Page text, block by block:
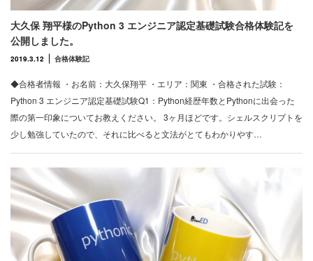
大久保 翔平様のPython 3 エンジニア認定基礎試験合格体験記を
公開しました。
2019.3.12 合格体験記
◆合格者情報 ・お名前：大久保翔平 ・エリア：関東 ・合格された試験：
Python 3 エンジニア認定基礎試験Q1：Python経歴年数とPythonに出会った
際の第一印象についてお教えください。 3ヶ月ほどです。シェルスクリプトを
少し勉強していたので、それに比べると文法がとてもわかりやす…